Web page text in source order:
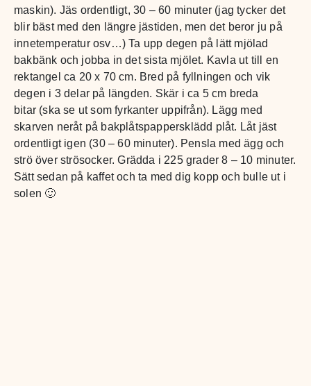
maskin). Jäs ordentligt, 30 – 60 minuter (jag tycker det
blir bäst med den längre jästiden, men det beror ju på
innetemperatur osv…) Ta upp degen på lätt mjölad
bakbänk och jobba in det sista mjölet. Kavla ut till en
rektangel ca 20 x 70 cm. Bred på fyllningen och vik
degen i 3 delar på längden. Skär i ca 5 cm breda
bitar (ska se ut som fyrkanter uppifrån). Lägg med
skarven neråt på bakplåtspappersklädd plåt. Låt jäst
ordentligt igen (30 – 60 minuter). Pensla med ägg och
strö över strösocker. Grädda i 225 grader 8 – 10 minuter.
Sätt sedan på kaffet och ta med dig kopp och bulle ut i
solen 🙂